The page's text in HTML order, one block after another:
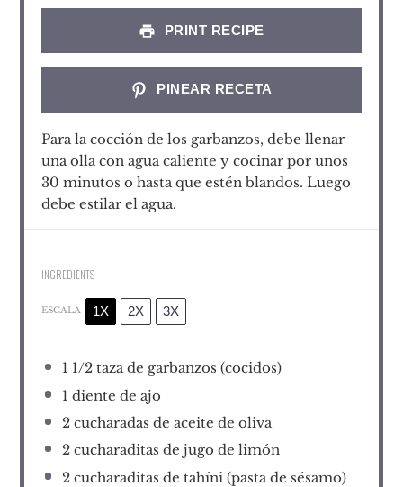
PRINT RECIPE
PINEAR RECETA
Para la cocción de los garbanzos, debe llenar
una olla con agua caliente y cocinar por unos
30 minutos o hasta que estén blandos. Luego
debe estilar el agua.
INGREDIENTS
ESCALA 1X 2X 3X
1 1/2taza de garbanzos (cocidos)
1 diente de ajo
2cucharadas de aceite de oliva
2cucharaditas de jugo de limón
2cucharaditas de tahíni (pasta de sésamo)